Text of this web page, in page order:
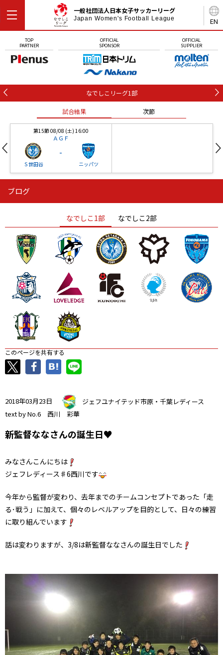
EN
一般社団法人日本女子サッカーリーグ
Japan Women's Football League
TOP
PARTNER
OFFICIAL
SPONSOR
OFFICIAL
SUPPLIER
なでしこリーグ1部
試合結果 次節
第15節 08/08 (土) 16:00
ＡＧＦ
Ｓ世田谷
-
ニッパツ
ニッパツ
ニッパツ 名古屋
石人の星
静岡 愛媛Ｌ
ブログ
なでしこ1部 なでしこ2部
このページを共有する
2018年03月23日
ジェフユナイテッド市原・千葉レディース
text by No.6 西川 彩華
新監督ななさんの誕生日♥
みなさんこんにちは
ジェフレディース♯6西川です
今年から監督が変わり、去年までのチームコンセプトであった「走
る･戦う」に加えて、個々のレベルアップを目的として、日々の練習
に取り組んでいます
話は変わりますが、3/8は新監督ななさんの誕生日でした